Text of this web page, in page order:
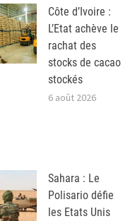
Côte d’Ivoire :
L’Etat achève le
rachat des
stocks de cacao
stockés
6 août 2026
Sahara : Le
Polisario défie
les Etats Unis